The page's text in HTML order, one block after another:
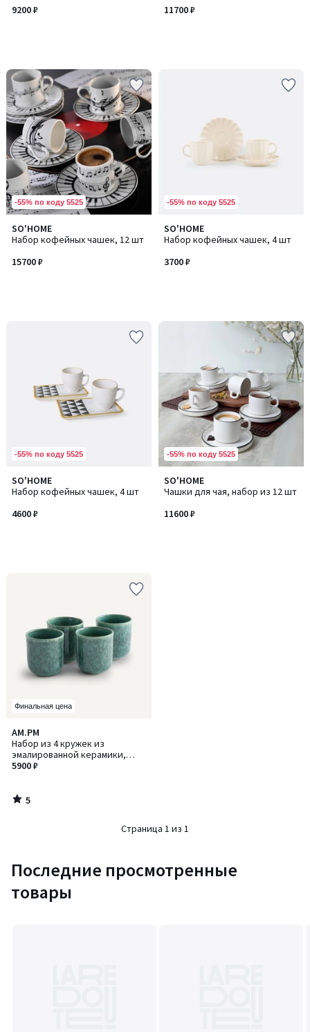
9200 ₽ 11700 ₽
-55% по коду 5525
SO'HOME
Набор кофейных чашек, 12 шт
15700 ₽
-55% по коду 5525
SO'HOME
Набор кофейных чашек, 4 шт
3700 ₽
-55% по коду 5525
SO'HOME
Набор кофейных чашек, 4 шт
4600 ₽
-55% по коду 5525
SO'HOME
Чашки для чая, набор из 12 шт
11600 ₽
Финальная цена
AM.PM
Набор из 4 кружек из
эмалированной керамики,
Dorna / Дорна
5900 ₽
5
/
5
5
/
Страница 1 из 1
Последние просмотренные
товары